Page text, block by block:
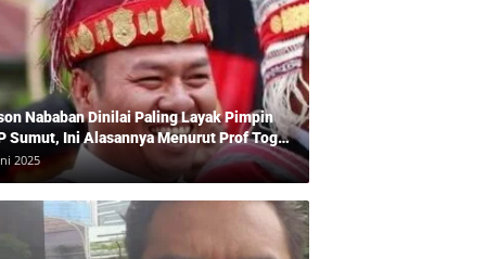
Nababan Dinilai Paling Layak Pimpin
Sumut, Ini Alasannya Menurut Prof Togu
2025